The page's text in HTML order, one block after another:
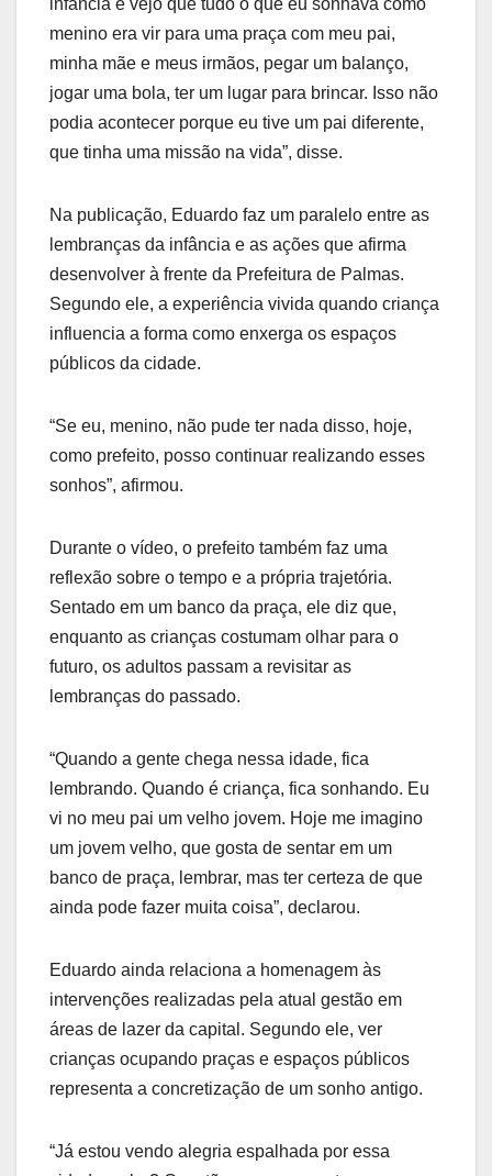
infância e vejo que tudo o que eu sonhava como
menino era vir para uma praça com meu pai,
minha mãe e meus irmãos, pegar um balanço,
jogar uma bola, ter um lugar para brincar. Isso não
podia acontecer porque eu tive um pai diferente,
que tinha uma missão na vida”, disse.
Na publicação, Eduardo faz um paralelo entre as
lembranças da infância e as ações que afirma
desenvolver à frente da Prefeitura de Palmas.
Segundo ele, a experiência vivida quando criança
influencia a forma como enxerga os espaços
públicos da cidade.
“Se eu, menino, não pude ter nada disso, hoje,
como prefeito, posso continuar realizando esses
sonhos”, afirmou.
Durante o vídeo, o prefeito também faz uma
reflexão sobre o tempo e a própria trajetória.
Sentado em um banco da praça, ele diz que,
enquanto as crianças costumam olhar para o
futuro, os adultos passam a revisitar as
lembranças do passado.
“Quando a gente chega nessa idade, fica
lembrando. Quando é criança, fica sonhando. Eu
vi no meu pai um velho jovem. Hoje me imagino
um jovem velho, que gosta de sentar em um
banco de praça, lembrar, mas ter certeza de que
ainda pode fazer muita coisa”, declarou.
Eduardo ainda relaciona a homenagem às
intervenções realizadas pela atual gestão em
áreas de lazer da capital. Segundo ele, ver
crianças ocupando praças e espaços públicos
representa a concretização de um sonho antigo.
“Já estou vendo alegria espalhada por essa